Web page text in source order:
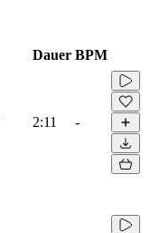
Dauer BPM
2:11 -